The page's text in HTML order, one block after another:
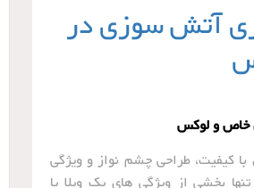
آتش سوزی در
خاص و لوکس
با کیفیت، طراحی چشم نواز و ویژگی